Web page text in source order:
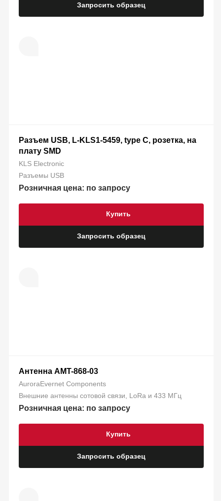
Запросить образец
Разъем USB, L-KLS1-5459, type C, розетка, на
плату SMD
KLS Electronic
Разъемы USB
Розничная цена: по запросу
Запросить образец
Купить
Антенна AMT-868-03
AuroraEvernet Components
Внешние антенны сотовой связи, LoRa и 433 МГц
Розничная цена: по запросу
Запросить образец
Купить